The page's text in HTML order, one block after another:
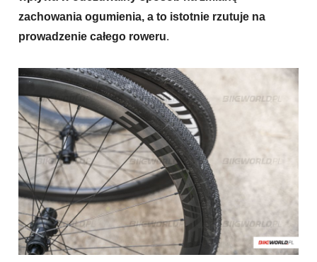
zachowania ogumienia, a to istotnie rzutuje na
prowadzenie całego roweru.